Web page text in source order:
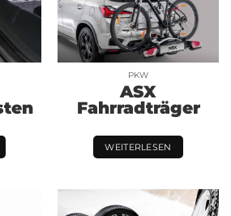
PKW
ASX
Fahrradträger
WEITERLESEN